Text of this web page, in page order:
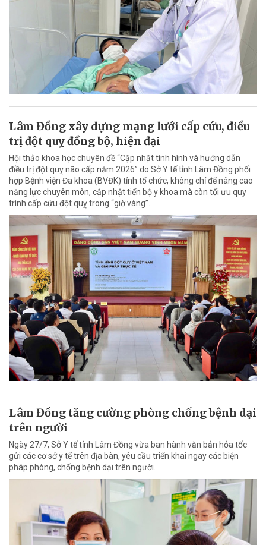
Lâm Đồng xây dựng mạng lưới cấp cứu, điều
trị đột quỵ đồng bộ, hiện đại
Hội thảo khoa học chuyên đề “Cập nhật tình hình và hướng dẫn
điều trị đột quỵ não cấp năm 2026” do Sở Y tế tỉnh Lâm Đồng phối
hợp Bệnh viện Đa khoa (BVĐK) tỉnh tổ chức, không chỉ để nâng cao
năng lực chuyên môn, cập nhật tiến bộ y khoa mà còn tối ưu quy
trình cấp cứu đột quỵ trong “giờ vàng”.
Lâm Đồng tăng cường phòng chống bệnh dại
trên người
Ngày 27/7, Sở Y tế tỉnh Lâm Đồng vừa ban hành văn bản hỏa tốc
gửi các cơ sở y tế trên địa bàn, yêu cầu triển khai ngay các biện
pháp phòng, chống bệnh dại trên người.